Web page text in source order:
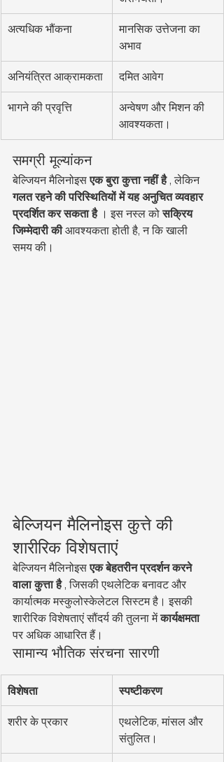
अत्यधिक भौंकना
मानसिक उत्तेजना का
अभाव
अनियंत्रित आक्रामकता दमित आवेग
भागने की प्रवृत्ति
अन्वेषण और मिशन की
आवश्यकता।
समग्री मूल्यांकन
बेल्जियन मैलिनोइस एक बुरा कुत्ता नहीं है , लेकिन
गलत रहने की परिस्थितियों में यह अनुचित व्यवहार
प्रदर्शित कर सकता है । इस नस्ल को सक्रिय
जिम्मेदारी की आवश्यकता होती है, न कि खाली
समय की।
बेल्जियन मैलिनोइस कुत्ते की
शारीरिक विशेषताएं
बेल्जियन मैलिनोइस एक बेहतरीन प्रदर्शन करने
वाला कुत्ता है , जिसकी एथलेटिक बनावट और
कार्यात्मक मस्कुलोस्केलेटल सिस्टम है। इसकी
शारीरिक विशेषताएं सौंदर्य की तुलना में कार्यक्षमता
पर अधिक आधारित हैं।
सामान्य भौतिक संरचना सारणी
विशेषता स्पष्टीकरण
शरीर के प्रकार
एथलेटिक, मांसल और
संतुलित।